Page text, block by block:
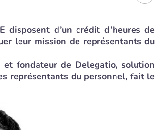
disposent d’un crédit d’heures de
leur mission de représentants du
fondateur de Delegatio, solution
représentants du personnel, fait le